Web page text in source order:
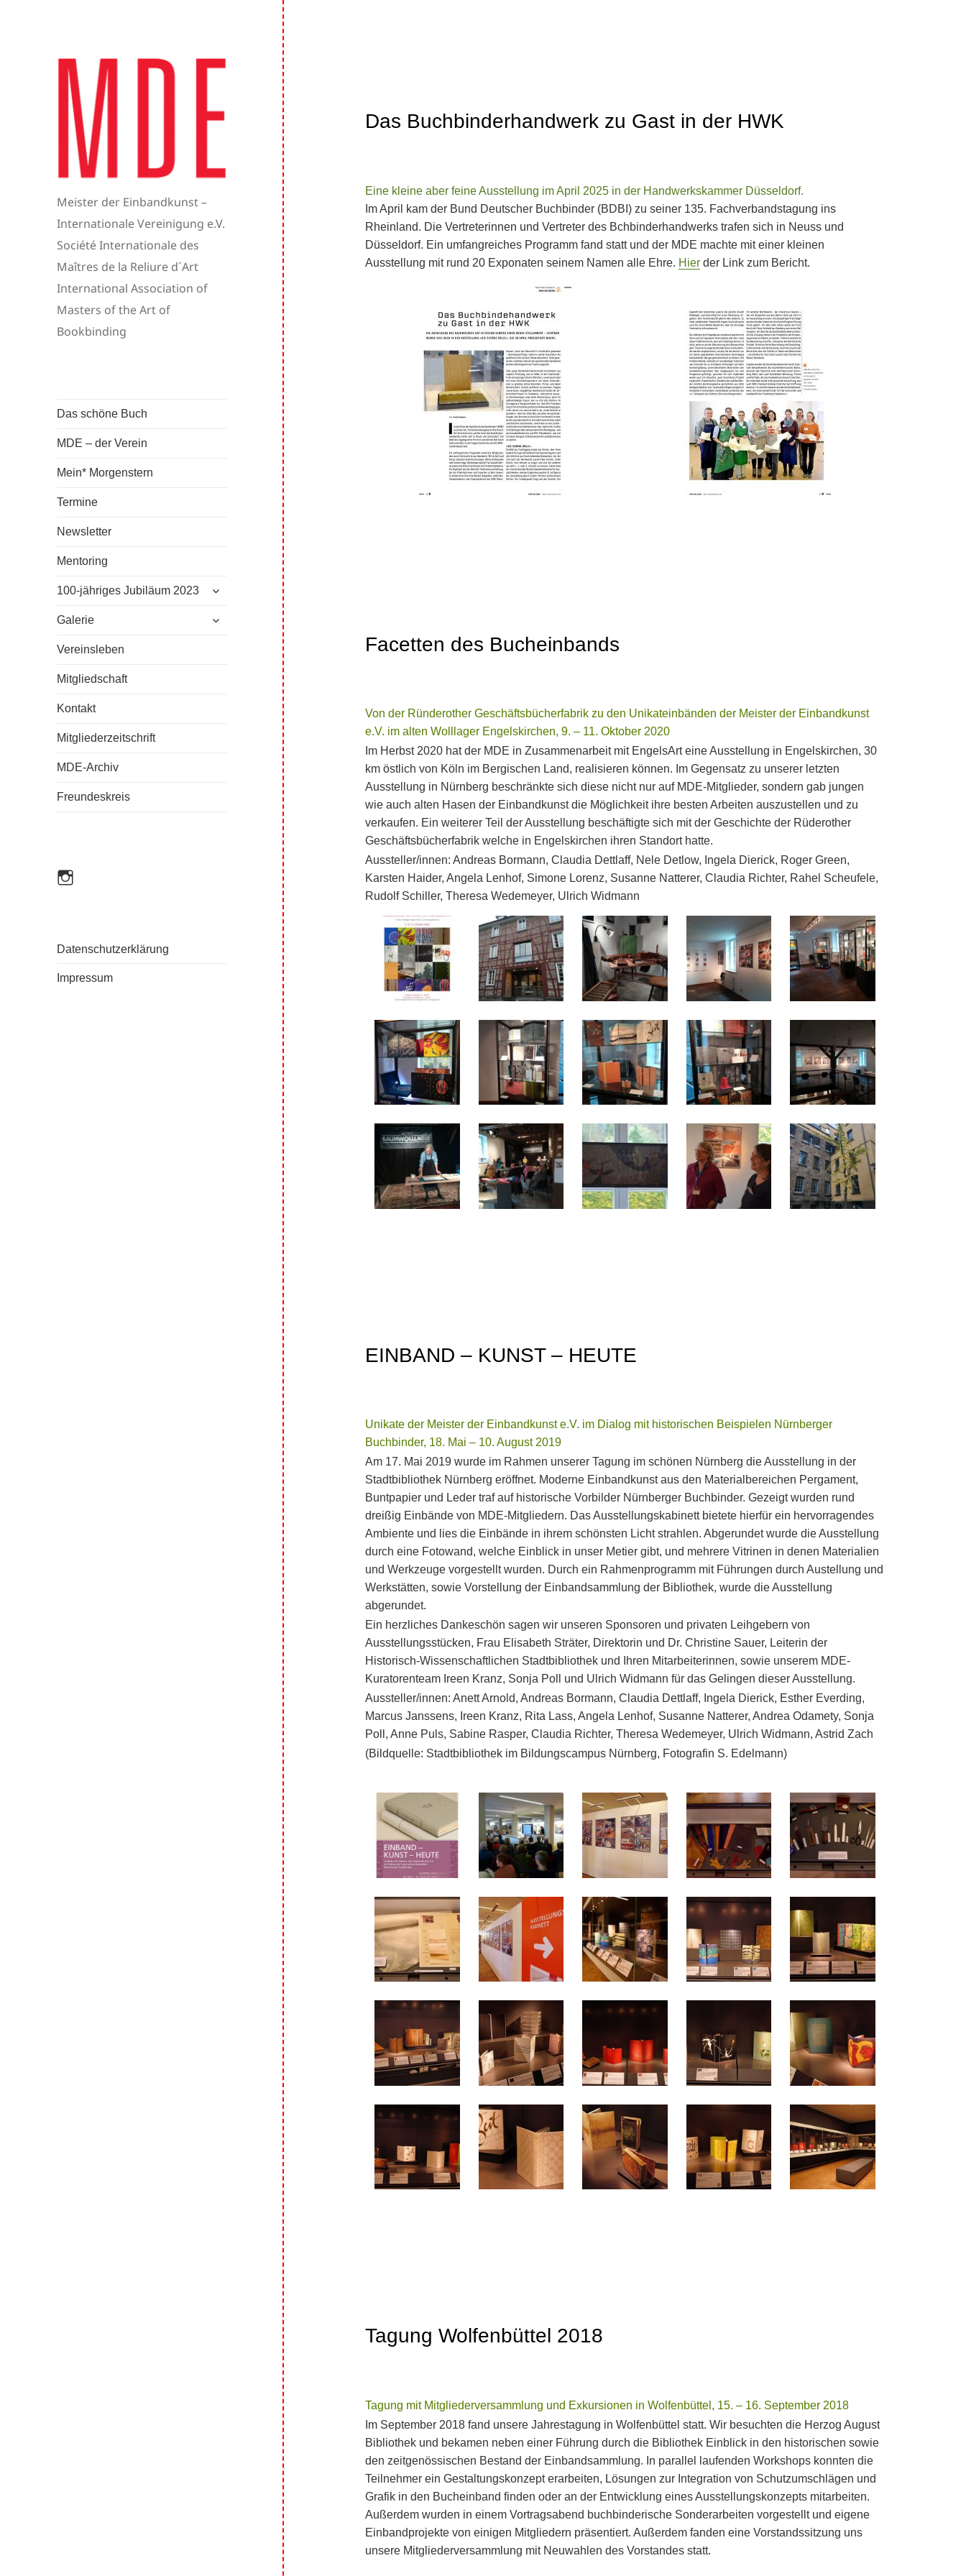
Meister der Einbandkunst –
Internationale Vereinigung e.V.
Société Internationale des
Maîtres de la Reliure d´Art
International Association of
Masters of the Art of
Bookbinding
Das schöne Buch
MDE – der Verein
Mein* Morgenstern
Termine
Newsletter
Mentoring
100-jähriges Jubiläum 2023
untermenü
Galerie
untermenü
Vereinsleben
Mitgliedschaft
Kontakt
Mitgliederzeitschrift
MDE-Archiv
Freundeskreis
mde_einbandkunst
Datenschutzerklärung
Impressum
Vereinsleben
Das Buchbinderhandwerk zu Gast in der HWK
Eine kleine aber feine Ausstellung im April 2025 in der Handwerkskammer Düsseldorf.
Im April kam der Bund Deutscher Buchbinder (BDBI) zu seiner 135. Fachverbandstagung ins
Rheinland. Die Vertreterinnen und Vertreter des Bchbinderhandwerks trafen sich in Neuss und
Düsseldorf. Ein umfangreiches Programm fand statt und der MDE machte mit einer kleinen
Ausstellung mit rund 20 Exponaten seinem Namen alle Ehre. Hier der Link zum Bericht.
Facetten des Bucheinbands
Von der Ründerother Geschäftsbücherfabrik zu den Unikateinbänden der Meister der Einbandkunst
e.V. im alten Wolllager Engelskirchen, 9. – 11. Oktober 2020
Im Herbst 2020 hat der MDE in Zusammenarbeit mit EngelsArt eine Ausstellung in Engelskirchen, 30
km östlich von Köln im Bergischen Land, realisieren können. Im Gegensatz zu unserer letzten
Ausstellung in Nürnberg beschränkte sich diese nicht nur auf MDE-Mitglieder, sondern gab jungen
wie auch alten Hasen der Einbandkunst die Möglichkeit ihre besten Arbeiten auszustellen und zu
verkaufen. Ein weiterer Teil der Ausstellung beschäftigte sich mit der Geschichte der Rüderother
Geschäftsbücherfabrik welche in Engelskirchen ihren Standort hatte.
Aussteller/innen: Andreas Bormann, Claudia Dettlaff, Nele Detlow, Ingela Dierick, Roger Green,
Karsten Haider, Angela Lenhof, Simone Lorenz, Susanne Natterer, Claudia Richter, Rahel Scheufele,
Rudolf Schiller, Theresa Wedemeyer, Ulrich Widmann
EINBAND – KUNST – HEUTE
Unikate der Meister der Einbandkunst e.V. im Dialog mit historischen Beispielen Nürnberger
Buchbinder, 18. Mai – 10. August 2019
Am 17. Mai 2019 wurde im Rahmen unserer Tagung im schönen Nürnberg die Ausstellung in der
Stadtbibliothek Nürnberg eröffnet. Moderne Einbandkunst aus den Materialbereichen Pergament,
Buntpapier und Leder traf auf historische Vorbilder Nürnberger Buchbinder. Gezeigt wurden rund
dreißig Einbände von MDE-Mitgliedern. Das Ausstellungskabinett bietete hierfür ein hervorragendes
Ambiente und lies die Einbände in ihrem schönsten Licht strahlen. Abgerundet wurde die Ausstellung
durch eine Fotowand, welche Einblick in unser Metier gibt, und mehrere Vitrinen in denen Materialien
und Werkzeuge vorgestellt wurden. Durch ein Rahmenprogramm mit Führungen durch Austellung und
Werkstätten, sowie Vorstellung der Einbandsammlung der Bibliothek, wurde die Ausstellung
abgerundet.
Ein herzliches Dankeschön sagen wir unseren Sponsoren und privaten Leihgebern von
Ausstellungsstücken, Frau Elisabeth Sträter, Direktorin und Dr. Christine Sauer, Leiterin der
Historisch-Wissenschaftlichen Stadtbibliothek und Ihren Mitarbeiterinnen, sowie unserem MDE-
Kuratorenteam Ireen Kranz, Sonja Poll und Ulrich Widmann für das Gelingen dieser Ausstellung.
Aussteller/innen: Anett Arnold, Andreas Bormann, Claudia Dettlaff, Ingela Dierick, Esther Everding,
Marcus Janssens, Ireen Kranz, Rita Lass, Angela Lenhof, Susanne Natterer, Andrea Odamety, Sonja
Poll, Anne Puls, Sabine Rasper, Claudia Richter, Theresa Wedemeyer, Ulrich Widmann, Astrid Zach
(Bildquelle: Stadtbibliothek im Bildungscampus Nürnberg, Fotografin S. Edelmann)
Tagung Wolfenbüttel 2018
Tagung mit Mitgliederversammlung und Exkursionen in Wolfenbüttel, 15. – 16. September 2018
Im September 2018 fand unsere Jahrestagung in Wolfenbüttel statt. Wir besuchten die Herzog August
Bibliothek und bekamen neben einer Führung durch die Bibliothek Einblick in den historischen sowie
den zeitgenössischen Bestand der Einbandsammlung. In parallel laufenden Workshops konnten die
Teilnehmer ein Gestaltungskonzept erarbeiten, Lösungen zur Integration von Schutzumschlägen und
Grafik in den Bucheinband finden oder an der Entwicklung eines Ausstellungskonzepts mitarbeiten.
Außerdem wurden in einem Vortragsabend buchbinderische Sonderarbeiten vorgestellt und eigene
Einbandprojekte von einigen Mitgliedern präsentiert. Außerdem fanden eine Vorstandssitzung uns
unsere Mitgliederversammlung mit Neuwahlen des Vorstandes statt.